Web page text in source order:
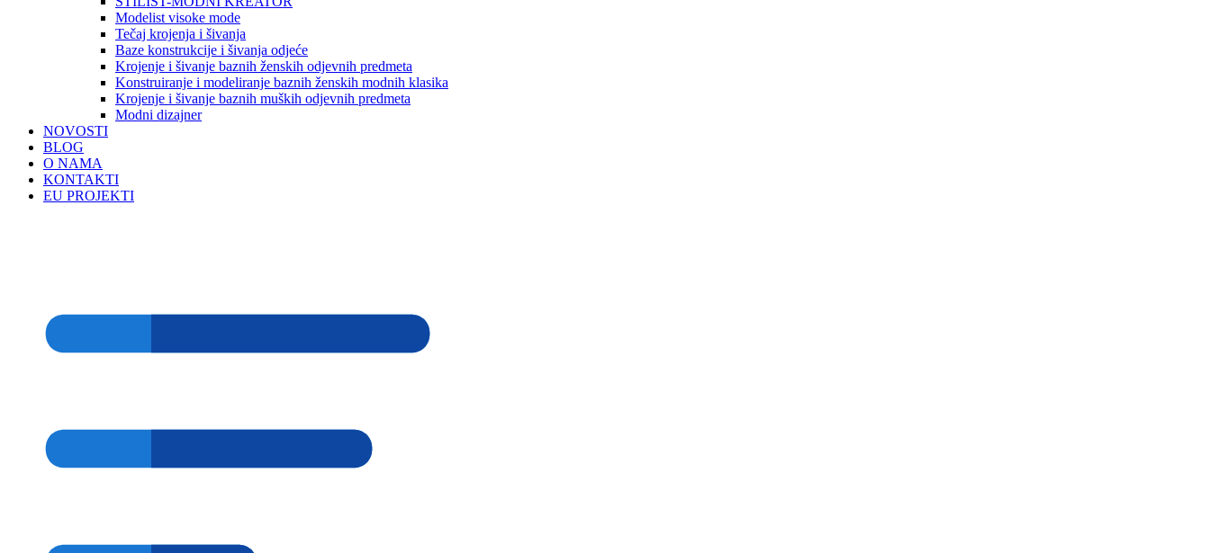
Modelist visoke mode
Tečaj krojenja i šivanja
Baze konstrukcije i šivanja odjeće
Krojenje i šivanje baznih ženskih odjevnih predmeta
Konstruiranje i modeliranje baznih ženskih modnih klasika
Krojenje i šivanje baznih muških odjevnih predmeta
Modni dizajner
NOVOSTI
BLOG
O NAMA
KONTAKTI
EU PROJEKTI